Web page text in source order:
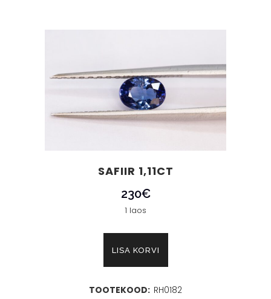
SAFIIR 1,11CT
230€
1 laos
LISA KORVI
TOOTEKOOD: RH0182